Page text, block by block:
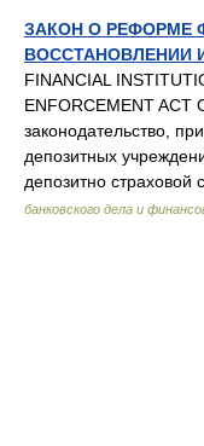
ЗАКОН О РЕФОРМЕ
ВОССТАНОВЛЕНИИ
FINANCIAL
ENFORCEMENT ACT
законодательство,
депозитных
депозитно
банковского дела и